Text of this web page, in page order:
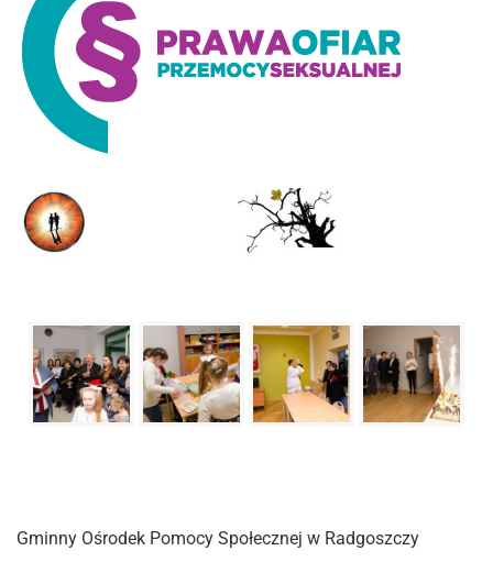
Gminny Ośrodek Pomocy Społecznej w Radgoszczy